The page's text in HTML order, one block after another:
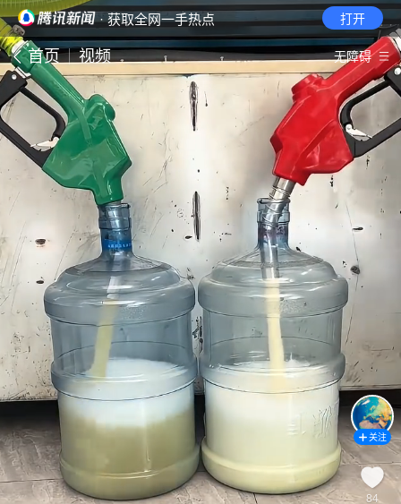
· 获取全网一手热点 打开
首页 视频 无障碍
关注
84